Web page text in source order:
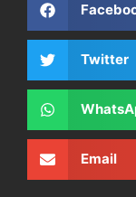
Twitter
Email